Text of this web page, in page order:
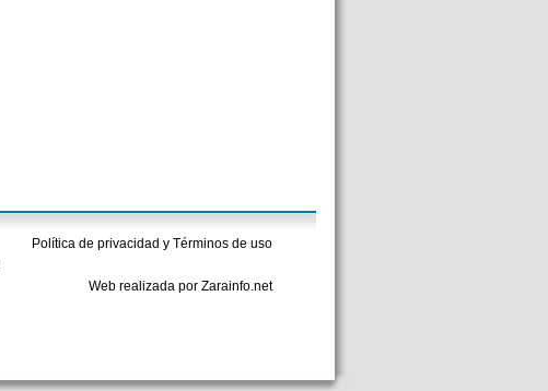
Política de privacidad y Términos de uso
Web realizada por Zarainfo.net